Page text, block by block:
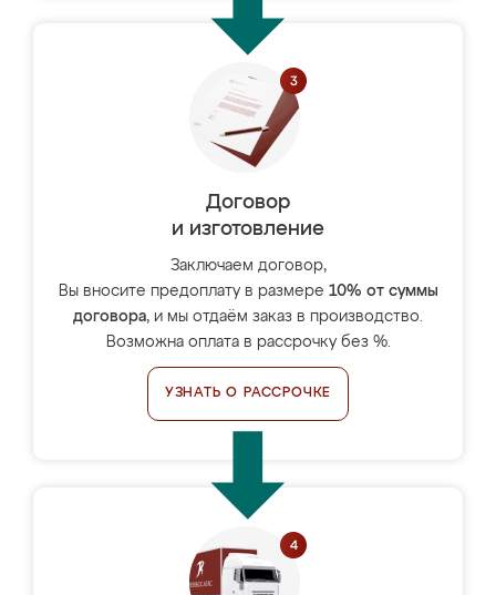
Договор
и изготовление
Заключаем договор,
Вы вносите предоплату в размере 10% от суммы
договора, и мы отдаём заказ в производство.
Возможна оплата в рассрочку без %.
УЗНАТЬ О РАССРОЧКЕ